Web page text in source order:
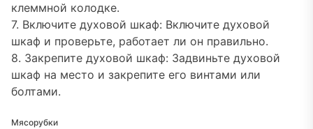
клеммной колодке.
7. Включите духовой шкаф: Включите духовой
шкаф и проверьте, работает ли он правильно.
8. Закрепите духовой шкаф: Задвиньте духовой
шкаф на место и закрепите его винтами или
болтами.
Мясорубки